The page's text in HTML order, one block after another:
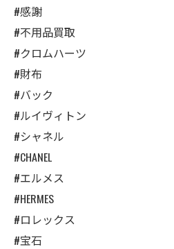
#感謝
#不用品買取
#クロムハーツ
#財布
#バック
#ルイヴィトン
#シャネル
#CHANEL
#エルメス
#HERMES
#ロレックス
#宝石